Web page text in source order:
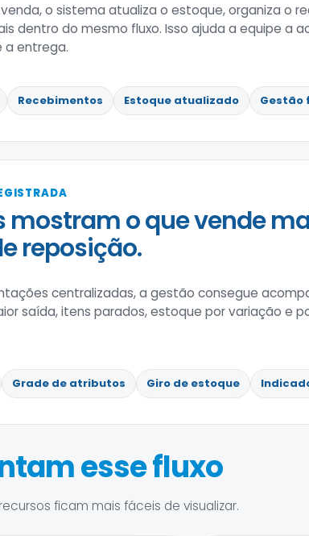
o sistema atualiza o estoque, organiza o
dentro do mesmo fluxo. Isso ajuda a equipe a
entrega.
Recebimentos Estoque atualizado Gestão
mostram o que vende
reposição.
centralizadas, a gestão consegue
saída, itens parados, estoque por variação e
Grade de atributos Giro de estoque
esse fluxo
ficam mais fáceis de visualizar.